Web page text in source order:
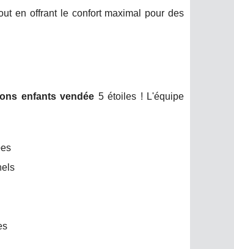
en offrant le confort maximal pour des
enfants vendée 5 étoiles ! L'équipe